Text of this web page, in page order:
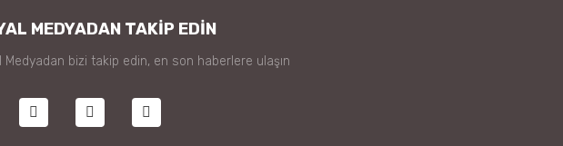
MEDYADAN TAKİP EDİN
Medyadan bizi takip edin, en son haberlere ulaşın